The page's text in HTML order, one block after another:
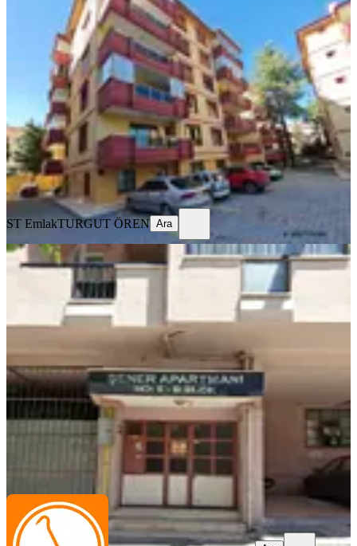
Çay Boyu Halıcılar Sitesinde 4+1
Kiralık Daire
Merkez, Keçeci Mahallesi
180 m²·Yüksek giriş·02.08.2026
36.000 ₺
ST Emlak TURGUT ÖREN
Ara
ST EmlakTURGUT ÖREN Ara
BALKONLU
Çarşı Merkezde Davraz Yaşam
Hastanesi Yakını Kiralık 2+1, 99m2
Merkez, Pirimehmet Mahallesi
2+1·99 m² · 5. Kat
20.000 ₺
emet gayrimenkul Fuat Oktay